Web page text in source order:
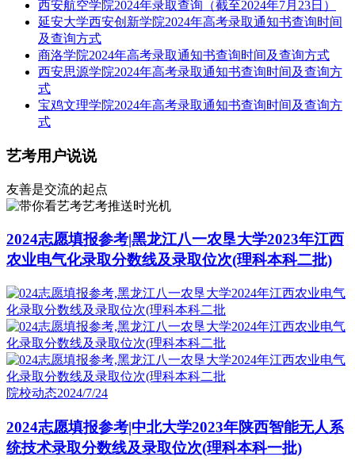
西安航空学院2024年录取查询（截至2024年7月23日）
延安大学西安创新学院2024年高考录取通知书查询时间
及查询方式
商洛学院2024年高考录取通知书查询时间及查询方式
西安思源学院2024年高考录取通知书查询时间及查询方
式
宝鸡文理学院2024年高考录取通知书查询时间及查询方
式
艺考用户说说
友善是交流的起点
艺考推送时光机
2024志愿填报参考|黑龙江八一农垦大学2023年江西
农业电气化录取分数线及录取位次(理科本科二批)
院校动态2024/7/24
2024志愿填报参考|中北大学2023年陕西智能无人系
统技术录取分数线及录取位次(理科本科一批)